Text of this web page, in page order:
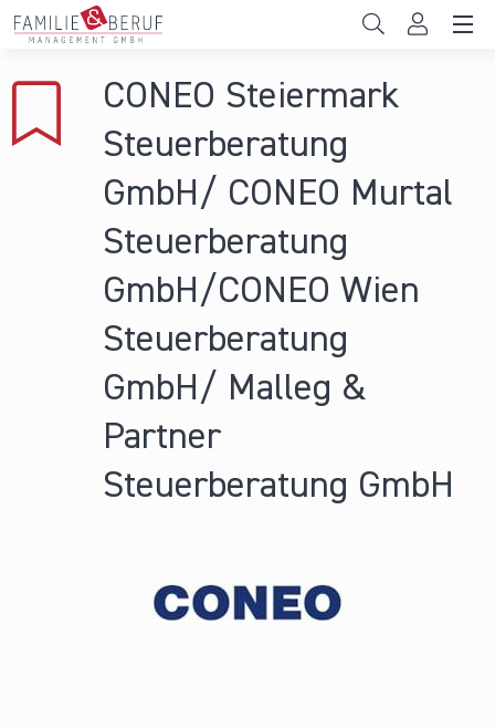
Direkt zum Inhalt
Gemeinden
Hochschulen
Persönliche Vereinbarkeit
Das sind wir
News & Events
CONEO Steiermark
Steuerberatung
GmbH/ CONEO Murtal
Steuerberatung
GmbH/CONEO Wien
Steuerberatung
GmbH/ Malleg &
Partner
Steuerberatung GmbH